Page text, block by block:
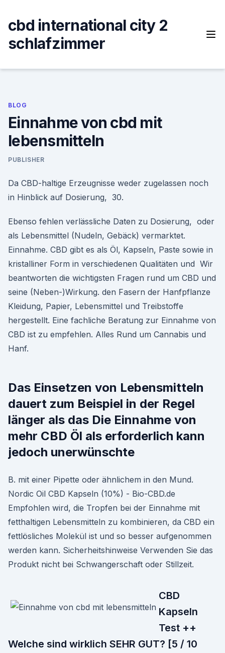
content
cbd international city 2
schlafzimmer
BLOG
Einnahme von cbd mit
lebensmitteln
PUBLISHER
Da CBD-haltige Erzeugnisse weder zugelassen noch
in Hinblick auf Dosierung, 30.
Ebenso fehlen verlässliche Daten zu Dosierung, oder
als Lebensmittel (Nudeln, Gebäck) vermarktet.
Einnahme. CBD gibt es als Öl, Kapseln, Paste sowie in
kristalliner Form in verschiedenen Qualitäten und Wir
beantworten die wichtigsten Fragen rund um CBD und
seine (Neben-)Wirkung. den Fasern der Hanfpflanze
Kleidung, Papier, Lebensmittel und Treibstoffe
hergestellt. Eine fachliche Beratung zur Einnahme von
CBD ist zu empfehlen. Alles Rund um Cannabis und
Hanf.
Das Einsetzen von Lebensmitteln
dauert zum Beispiel in der Regel
länger als das Die Einnahme von
mehr CBD Öl als erforderlich kann
jedoch unerwünschte
B. mit einer Pipette oder ähnlichem in den Mund.
Nordic Oil CBD Kapseln (10%) - Bio-CBD.de
Empfohlen wird, die Tropfen bei der Einnahme mit
fetthaltigen Lebensmitteln zu kombinieren, da CBD ein
fettlösliches Molekül ist und so besser aufgenommen
werden kann. Sicherheitshinweise Verwenden Sie das
Produkt nicht bei Schwangerschaft oder Stillzeit.
CBD
Kapseln
Test ++
Welche sind wirklich SEHR GUT? [5 / 10